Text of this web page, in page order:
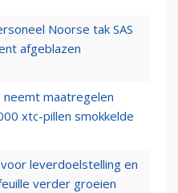
Noorse tak SAS
afgeblazen
neemt maatregelen
xtc-pillen smokkelde
leverdoelstelling en
verder groeien